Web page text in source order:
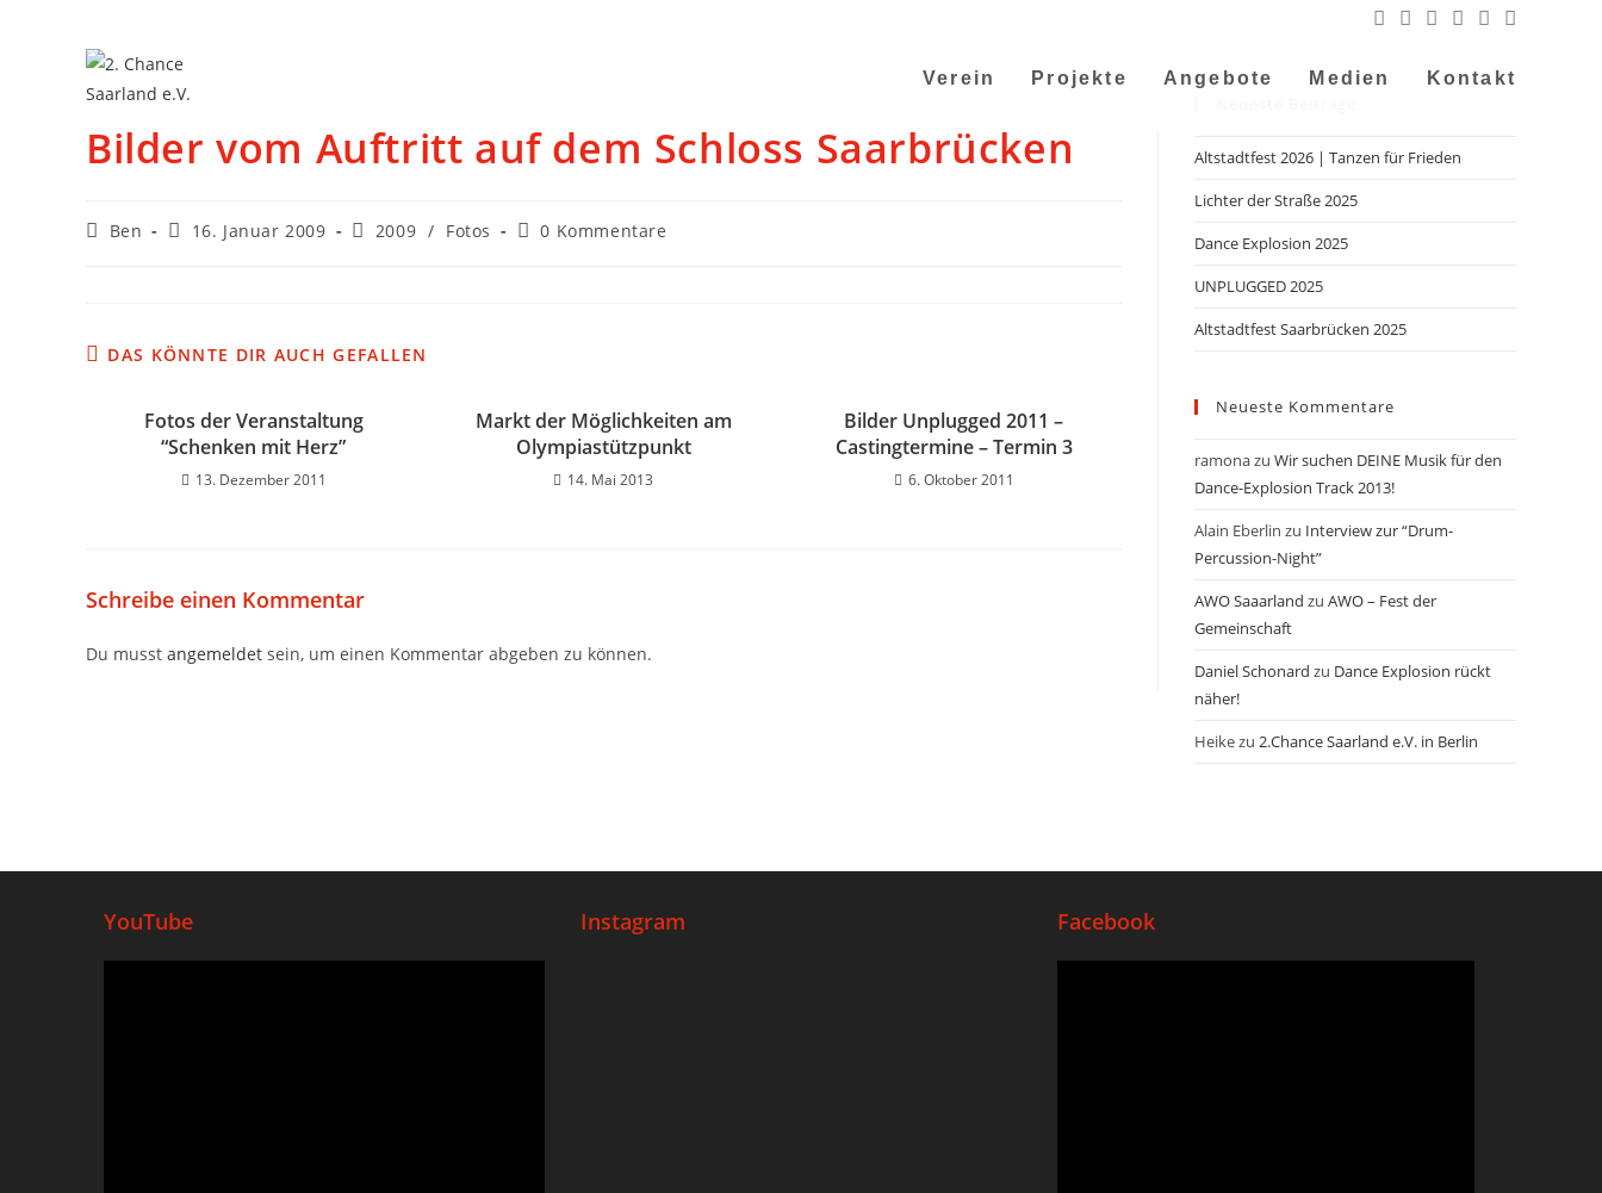
Verein Projekte Angebote Medien Kontakt
Bilder vom Auftritt auf dem Schloss Saarbrücken
Ben 16. Januar 2009 2009 / Fotos 0 Kommentare
DAS KÖNNTE DIR AUCH GEFALLEN
Fotos der Veranstaltung
“Schenken mit Herz”
13. Dezember 2011
Markt der Möglichkeiten am
Olympiastützpunkt
14. Mai 2013
Bilder Unplugged 2011 –
Castingtermine – Termin 3
6. Oktober 2011
Schreibe einen Kommentar
Du musst angemeldet sein, um einen Kommentar abgeben zu können.
Altstadtfest 2026 | Tanzen für Frieden
Lichter der Straße 2025
Dance Explosion 2025
UNPLUGGED 2025
Altstadtfest Saarbrücken 2025
Neueste Kommentare
ramonazu Wir suchen DEINE Musik für den
Dance-Explosion Track 2013!
Alain Eberlin zu Interview zur “Drum-
Percussion-Night”
AWO Saaarland zu AWO – Fest der
Gemeinschaft
Daniel Schonard zu Dance Explosion rückt
näher!
Heikezu 2.Chance Saarland e.V. in Berlin
YouTube Instagram Facebook